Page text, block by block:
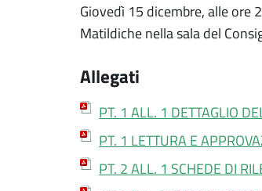
Giovedì 15 dicembre, alle ore
Matildiche nella sala del
Allegati
PT. 1 ALL. 1 DETTAGLIO
PT. 1 LETTURA E
PT. 2 ALL. 1 SCHEDE DI